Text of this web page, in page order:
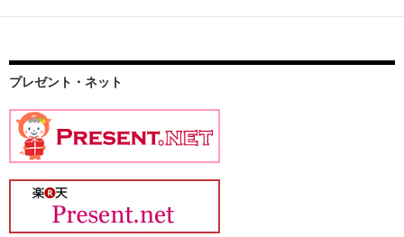
投
稿
ナ
ビ
ゲ
プレゼント・ネット